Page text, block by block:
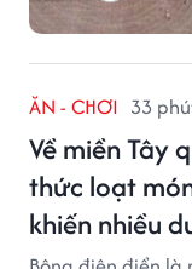
ĂN - CHƠI 33
Về miền Tây
thức loạt
khiến nhiều